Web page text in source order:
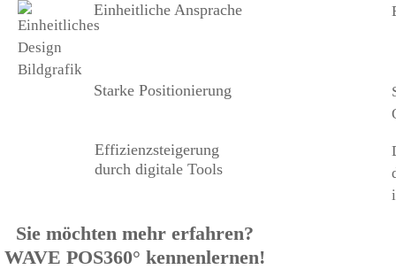
Einheitliche Ansprache
Starke Positionierung
Effizienzsteigerung
durch digitale Tools
Sie möchten mehr erfahren?
WAVE POS360° kennenlernen!